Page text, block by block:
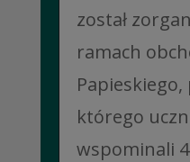
został
ramach
Papieskiego,
którego
wspominali